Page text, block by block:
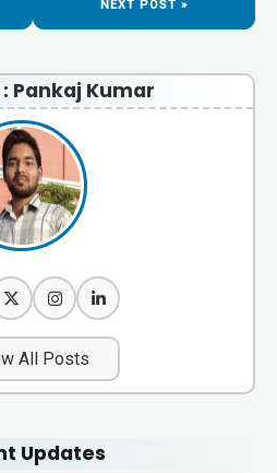
NEXT POST »
Pankaj Kumar
All Posts
Updates